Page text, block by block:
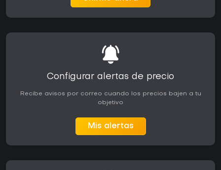
Configurar alertas de precio
Recibe avisos por correo cuando los precios bajen a tu
objetivo
Mis alertas